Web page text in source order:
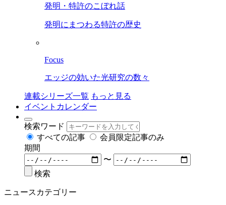
発明・特許のこぼれ話
発明にまつわる特許の歴史
Focus
エッジの効いた光研究の数々
連載シリーズ一覧 もっと見る
イベントカレンダー
検索ワード
すべての記事
会員限定記事のみ
期間
〜
検索
ニュースカテゴリー